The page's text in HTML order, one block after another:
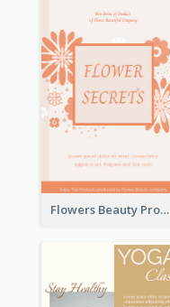
Flowers Beauty Product Flyer